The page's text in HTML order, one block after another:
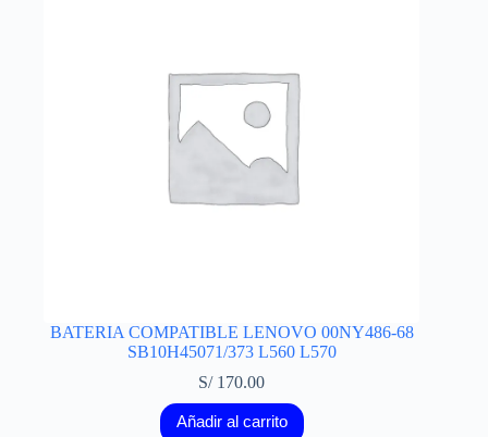
BATERIA COMPATIBLE LENOVO 00NY486-68
SB10H45071/373 L560 L570
S/170.00
Añadir al carrito